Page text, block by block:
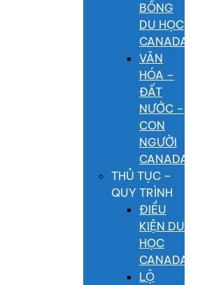
BỔNG
DU HỌC
CANADA
VĂN
HÓA –
ĐẤT
NƯỚC –
CON
NGƯỜI
CANADA
THỦ TỤC –
QUY TRÌNH
ĐIỀU
KIỆN DU
HỌC
CANADA
LỘ